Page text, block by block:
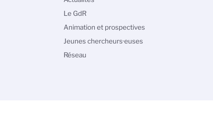
principale
Le GdR
Animation et prospectives
Jeunes chercheurs·euses
Réseau